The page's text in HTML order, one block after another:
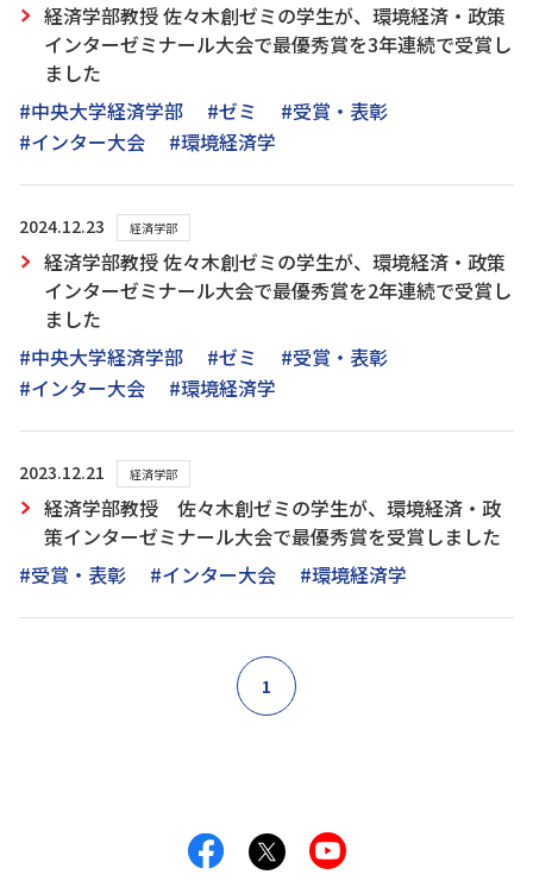
経済学部教授 佐々木創ゼミの学生が、環境経済・政策
インターゼミナール大会で最優秀賞を3年連続で受賞し
ました
#中央大学経済学部
#ゼミ
#受賞・表彰
#インター大会
#環境経済学
2024.12.23 経済学部
経済学部教授 佐々木創ゼミの学生が、環境経済・政策
インターゼミナール大会で最優秀賞を2年連続で受賞し
ました
#中央大学経済学部
#ゼミ
#受賞・表彰
#インター大会
#環境経済学
2023.12.21 経済学部
経済学部教授 佐々木創ゼミの学生が、環境経済・政
策インターゼミナール大会で最優秀賞を受賞しました
#受賞・表彰
#インター大会 #環境経済学
1